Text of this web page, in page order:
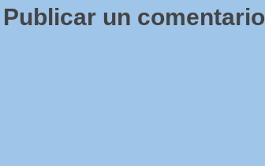
Publicar un comentario